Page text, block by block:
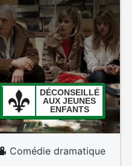
DÉCONSEILLÉ
AUX JEUNES
ENFANTS
Comédie dramatique